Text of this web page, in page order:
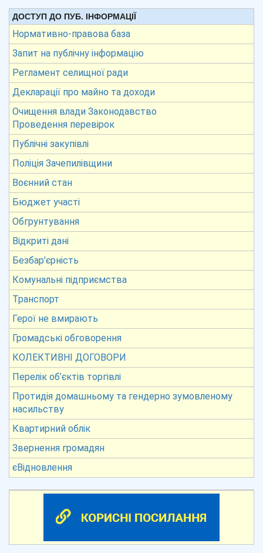
ДОСТУП ДО ПУБ. ІНФОРМАЦІЇ
Нормативно-правова база
Запит на публічну інформацію
Регламент селищної ради
Декларації про майно та доходи
Очищення влади Законодавство
Проведення перевірок
Публічні закупівлі
Поліція Зачепилівщини
Воєнний стан
Бюджет участі
Обгрунтування
Відкриті дані
Безбар’єрність
Комунальні підприємства
Транспорт
Герої не вмирають
Громадські обговорення
КОЛЕКТИВНІ ДОГОВОРИ
Перелік об’єктів торгівлі
Протидія домашньому та гендерно зумовленому
насильству
Квартирний облік
Звернення громадян
єВідновлення